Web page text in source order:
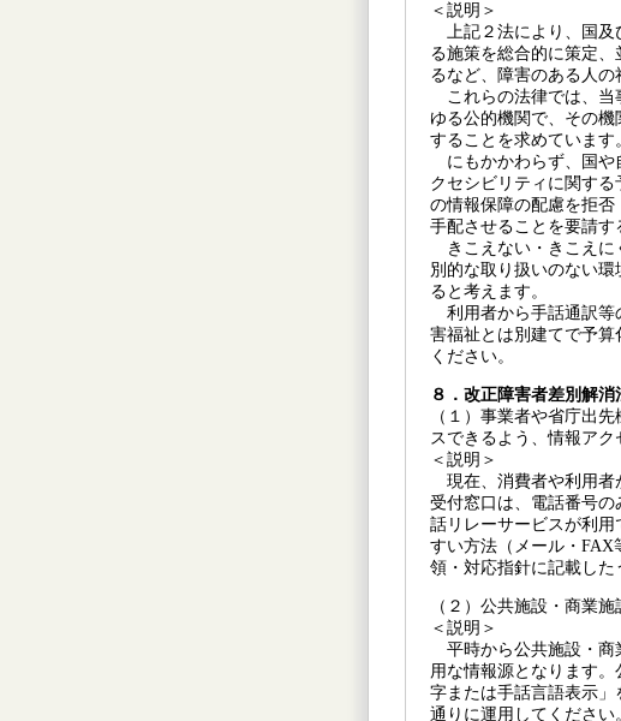
＜説明＞
上記２法により、国及
る施策を総合的に策定
るなど、障害のある人の
これらの法律では、当
ゆる公的機関で、その
することを求めています
にもかかわらず、国や
クセシビリティに関す
の情報保障の配慮を拒
手配させることを要請す
きこえない・きこえに
別的な取り扱いのない
ると考えます。
利用者から手話通訳等
害福祉とは別建てで予
ください。
８．改正障害者差別解
（１）事業者や省庁出
スできるよう、情報アク
＜説明＞
現在、消費者や利用者
受付窓口は、電話番号
話リレーサービスが利
すい方法（メール・
領・対応指針に記載した
（２）公共施設・商業
＜説明＞
平時から公共施設・商
用な情報源となります
字または手話言語表示
通りに運用してください